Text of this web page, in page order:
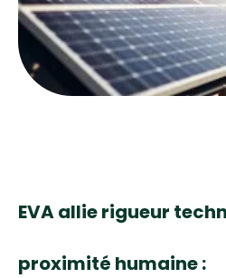
EVA allie rigueur
proximité humaine :